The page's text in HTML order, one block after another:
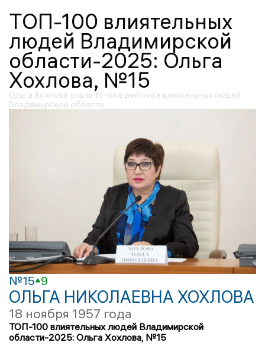
ТОП-100 влиятельных
людей Владимирской
области-2025: Ольга
Хохлова, №15
Ольга Хохлова стала 15-ой в рейтинге влиятельных людей
Владимирской области
№15 9
ОЛЬГА НИКОЛАЕВНА ХОХЛОВА
18 ноября 1957 года
ТОП-100 влиятельных людей Владимирской
области-2025: Ольга Хохлова, №15